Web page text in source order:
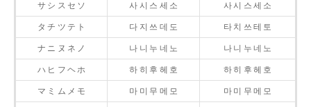
サ シ ス セ ソ 사 시 스 세 소 사 시 스 세 소
タ チ ツ テ ト 다 지 쓰 데 도 타 치 쓰 테 토
ナ ニ ヌ ネ ノ 나 니 누 네 노 나 니 누 네 노
ハ ヒ フ ヘ ホ 하 히 후 헤 호 하 히 후 헤 호
マ ミ ム メ モ 마 미 무 메 모 마 미 무 메 모